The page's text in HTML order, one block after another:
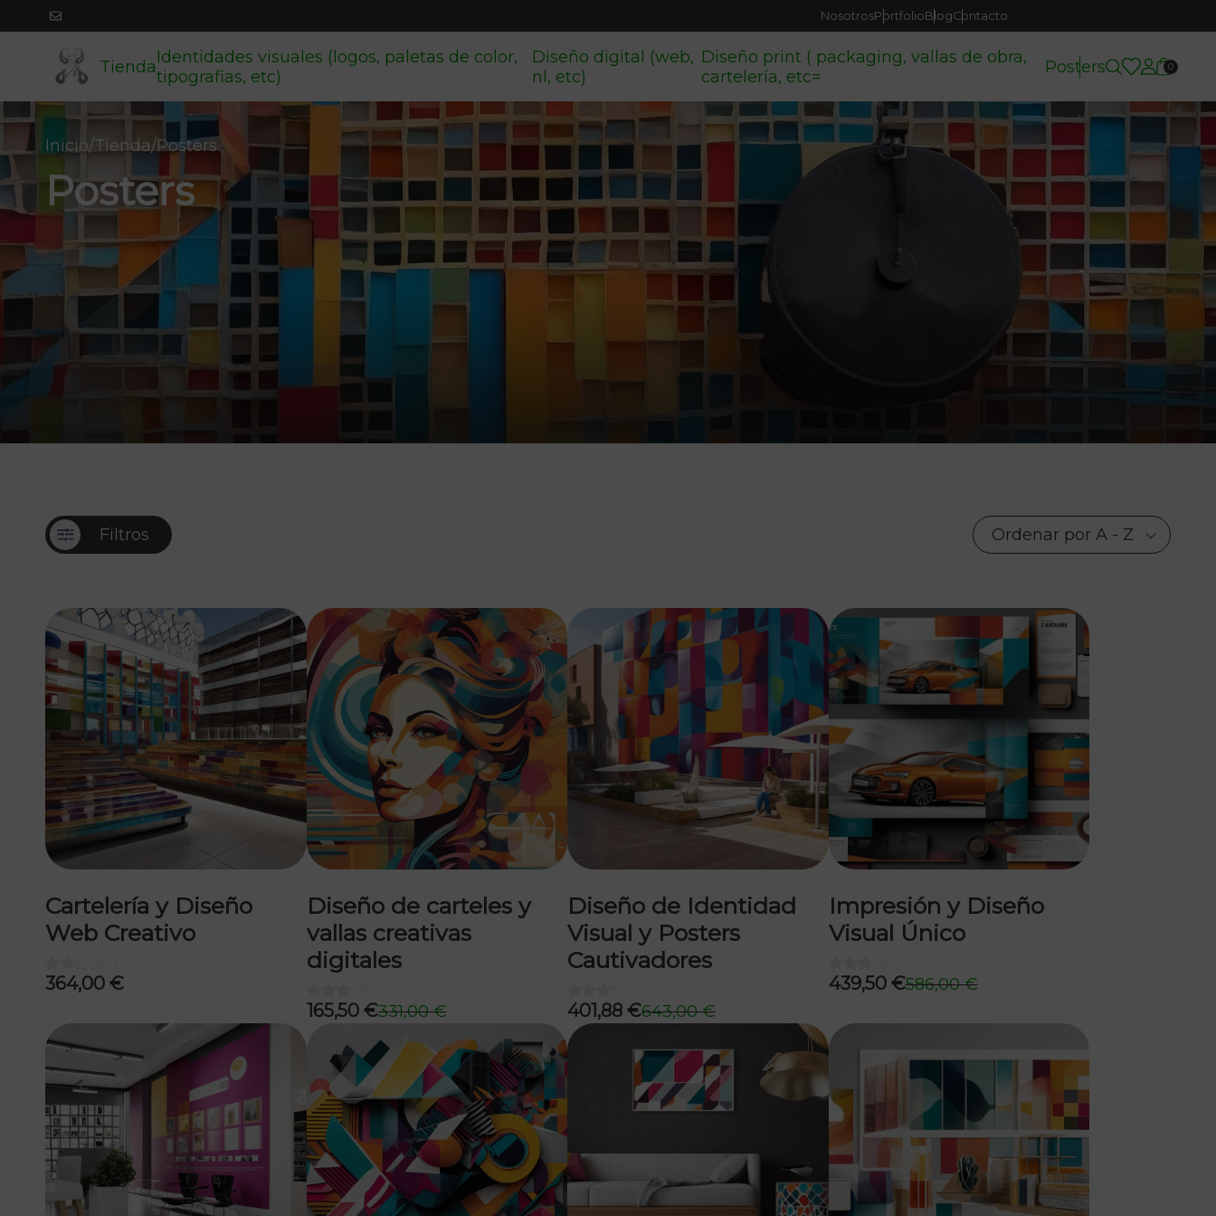
NosotrosPortfolioBlogContacto
TiendaIdentidades visuales (logos, paletas de color,
tipografias, etc)
Diseño digital (web,
nl, etc)
Diseño print ( packaging, vallas de obra,
cartelería, etc=
Posters 0
Inicio/Tienda/Posters
Posters
Filtros
Cartelería y Diseño
Web Creativo
364,00 €
Diseño de carteles y
vallas creativas
digitales
331,00€
precio
original
era:
331,00 €.
165,50 €
precio
actual
es:
165,50 €.
Diseño de Identidad
Visual y Posters
Cautivadores
643,00€
El
precio
original
era:
401,88 €
El
precio
actual
es:
Impresión y Diseño
Visual Único
586,00€
precio
original
586,00 €.
439,50 €
precio
actual
439,50 €.